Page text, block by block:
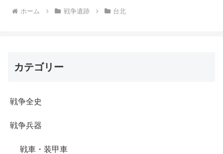
ホーム 戦争遺跡 台北
カテゴリー
戦争全史
戦争兵器
戦車・装甲車